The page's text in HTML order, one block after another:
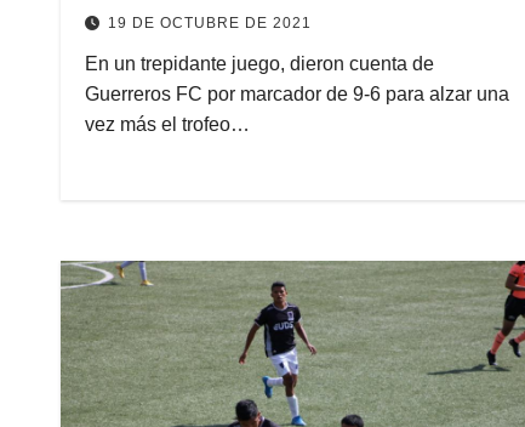
19 DE OCTUBRE DE 2021
En un trepidante juego, dieron cuenta de
Guerreros FC por marcador de 9-6 para alzar una
vez más el trofeo…